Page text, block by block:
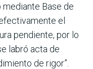
Base de
el
pendiente, por lo
labró acta de
de rigor”.